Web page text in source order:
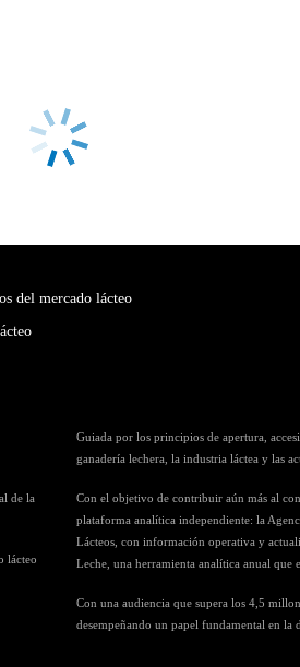
del mercado lácteo
de la
lácteo
Guiada por los principios de apertura,
ganadería lechera, la industria láctea y las
Con el objetivo de contribuir aún más al
plataforma analítica independiente: la
Lácteos, con información operativa y
Leche, una herramienta analítica anual que
Con una audiencia que supera los 4,5
desempeñando un papel fundamental en